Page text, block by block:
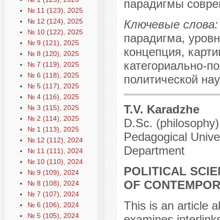
№ 11 (123), 2025
№ 12 (124), 2025
№ 10 (122), 2025
№ 9 (121), 2025
№ 8 (120), 2025
№ 7 (119), 2025
№ 6 (118), 2025
№ 5 (117), 2025
№ 4 (116), 2025
№ 3 (115), 2025
№ 2 (114), 2025
№ 1 (113), 2025
№ 12 (112), 2024
№ 11 (111), 2024
№ 10 (110), 2024
№ 9 (109), 2024
№ 8 (108), 2024
№ 7 (107), 2024
№ 6 (106), 2024
№ 5 (105), 2024
парадигмы
Ключевые слова:
парадигма,
концепция,
категориально-
политической
T.V. Karadzhe
D.Sc.
Pedagogical
Department
POLITICAL
OF
This is an article